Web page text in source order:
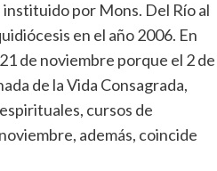
por Mons. Del Río al
en el año 2006. En
de noviembre porque el 2 de
de la Vida Consagrada,
cursos de
además, coincide